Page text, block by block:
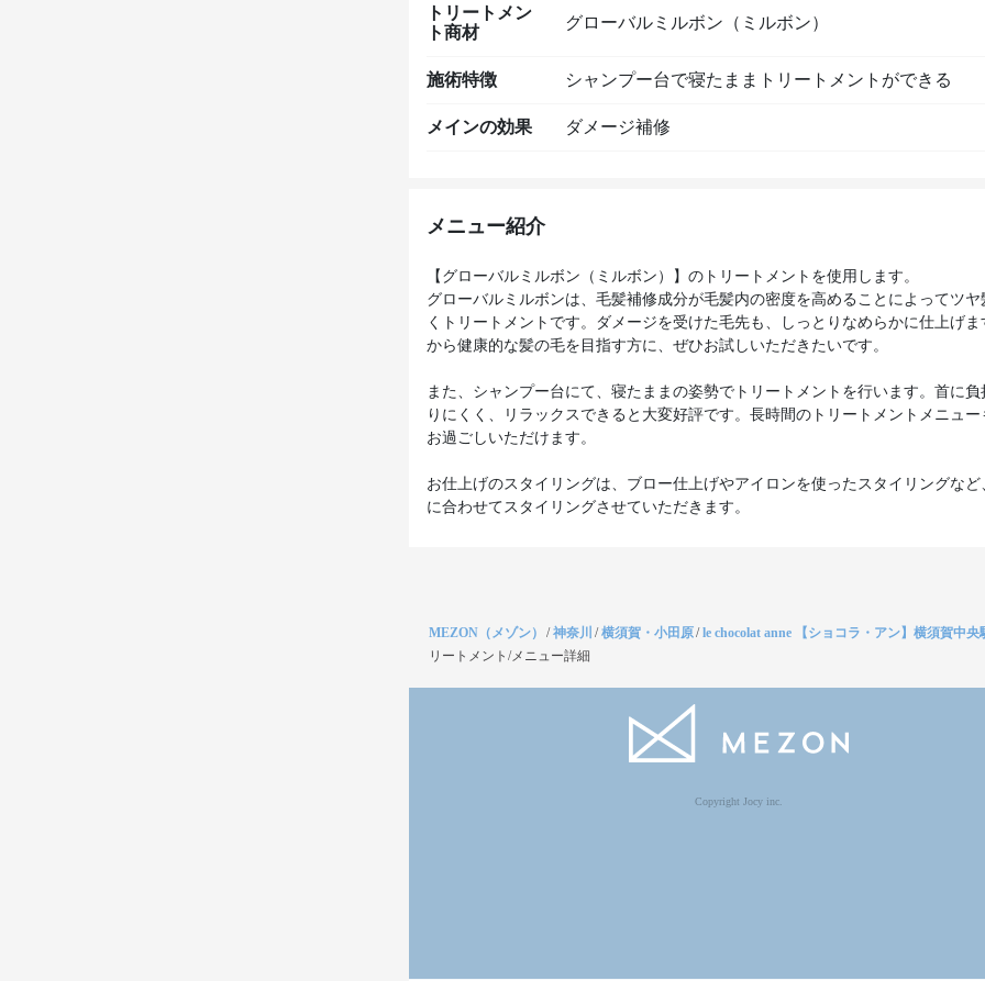
トリートメン
ト商材
グローバルミルボン（ミルボン）
施術特徴 シャンプー台で寝たままトリートメントができる
メインの効果 ダメージ補修
メニュー紹介
【グローバルミルボン（ミルボン）】のトリートメントを使用します。
グローバルミルボンは、毛髪補修成分が毛髪内の密度を高めることによってツヤ
くトリートメントです。ダメージを受けた毛先も、しっとりなめらかに仕上げま
から健康的な髪の毛を目指す方に、ぜひお試しいただきたいです。
また、シャンプー台にて、寝たままの姿勢でトリートメントを行います。首に負
りにくく、リラックスできると大変好評です。長時間のトリートメントメニュー
お過ごしいただけます。
お仕上げのスタイリングは、ブロー仕上げやアイロンを使ったスタイリングなど
に合わせてスタイリングさせていただきます。
MEZON（メゾン） /神奈川 /横須賀・小田原/le chocolat anne 【ショコラ・アン】横須賀中央
リートメント/メニュー詳細
Copyright Jocy inc.